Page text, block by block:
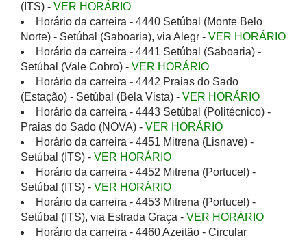
(ITS) - VER HORÁRIO
Horário da carreira - 4440 Setúbal (Monte Belo
Norte) - Setúbal (Saboaria), via Alegr - VER HORÁRIO
Horário da carreira - 4441 Setúbal (Saboaria) -
Setúbal (Vale Cobro) - VER HORÁRIO
Horário da carreira - 4442 Praias do Sado
(Estação) - Setúbal (Bela Vista) - VER HORÁRIO
Horário da carreira - 4443 Setúbal (Politécnico) -
Praias do Sado (NOVA) - VER HORÁRIO
Horário da carreira - 4451 Mitrena (Lisnave) -
Setúbal (ITS) - VER HORÁRIO
Horário da carreira - 4452 Mitrena (Portucel) -
Setúbal (ITS) - VER HORÁRIO
Horário da carreira - 4453 Mitrena (Portucel) -
Setúbal (ITS), via Estrada Graça - VER HORÁRIO
Horário da carreira - 4460 Azeitão - Circular